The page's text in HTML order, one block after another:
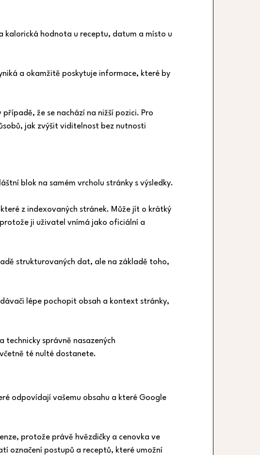
kalorická hodnota u receptu, datum a místo u
a okamžitě poskytuje informace, které by
že se nachází na nižší pozici. Pro
jak zvýšit viditelnost bez nutnosti
blok na samém vrcholu stránky s výsledky.
z indexovaných stránek. Může jít o krátký
ji uživatel vnímá jako oficiální a
strukturovaných dat, ale na základě toho,
lépe pochopit obsah a kontext stránky,
správně nasazených
té nulté dostanete.
odpovídají vašemu obsahu a které Google
protože právě hvězdičky a cenovka ve
označení postupů a receptů, které umožní